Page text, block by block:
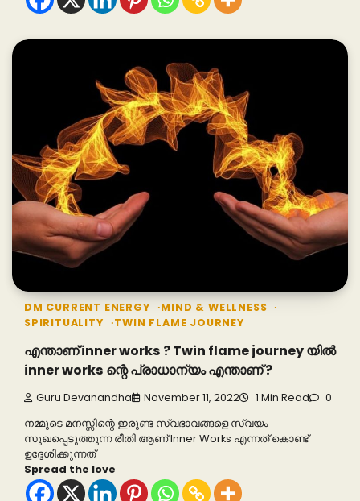
DM CURRENT ENERGY
MIND & WELLNESS
SPIRITUALITY
TWIN FLAME JOURNEY
എന്താണ് inner works ? Twin flame journey യിൽ
inner works ന്റെ പ്രാധാന്യം എന്താണ് ?
Guru Devanandha November 11, 2022 1 Min Read 0
നമ്മുടെ മനസ്സിന്റെ ഇരുണ്ട സ്വഭാവങ്ങളെ സ്വയം
സുഖപ്പെടുത്തുന്ന രീതി ആണ് Inner Works എന്നത് കൊണ്ട്
ഉദ്ദേശിക്കുന്നത്
Spread the love